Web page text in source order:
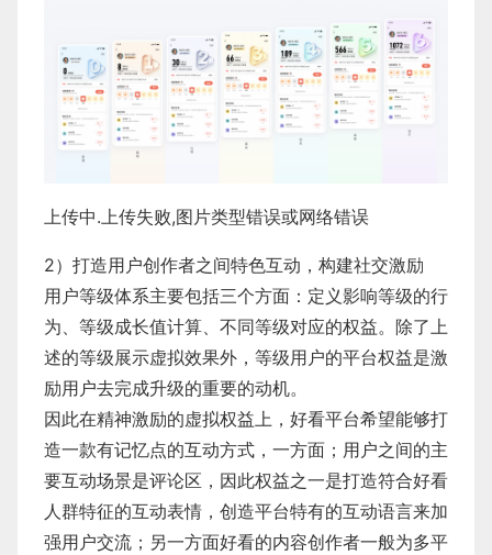
上传中.上传失败,图片类型错误或网络错误
2）打造用户创作者之间特色互动，构建社交激励
用户等级体系主要包括三个方面：定义影响等级的行
为、等级成长值计算、不同等级对应的权益。除了上
述的等级展示虚拟效果外，等级用户的平台权益是激
励用户去完成升级的重要的动机。
因此在精神激励的虚拟权益上，好看平台希望能够打
造一款有记忆点的互动方式，一方面；用户之间的主
要互动场景是评论区，因此权益之一是打造符合好看
人群特征的互动表情，创造平台特有的互动语言来加
强用户交流；另一方面好看的内容创作者一般为多平